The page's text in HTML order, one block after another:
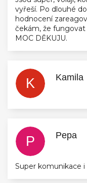
vyřeší. Po dlouhé
hodnocení
čekám, že fungovat
MOC DĚKUJU.
K Kamila
P Pepa
Super komunikace i